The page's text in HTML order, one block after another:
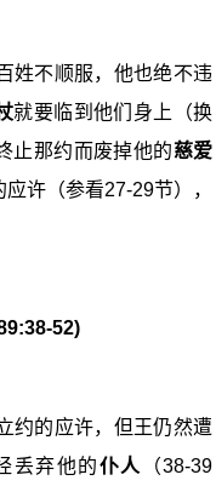
姓不顺服，他也绝不违
就要临到他们身上（换
止那约而废掉他的慈爱
许（参看27-29节），
52)
约的应许，但王仍然遭
丢弃他的仆人
（38-39